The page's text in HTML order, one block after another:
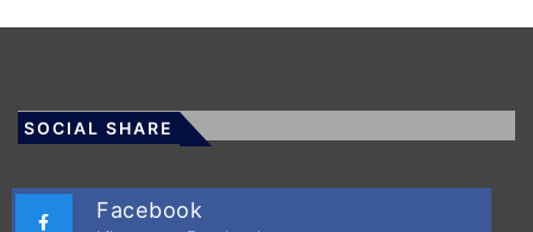
SOCIAL SHARE
Facebook